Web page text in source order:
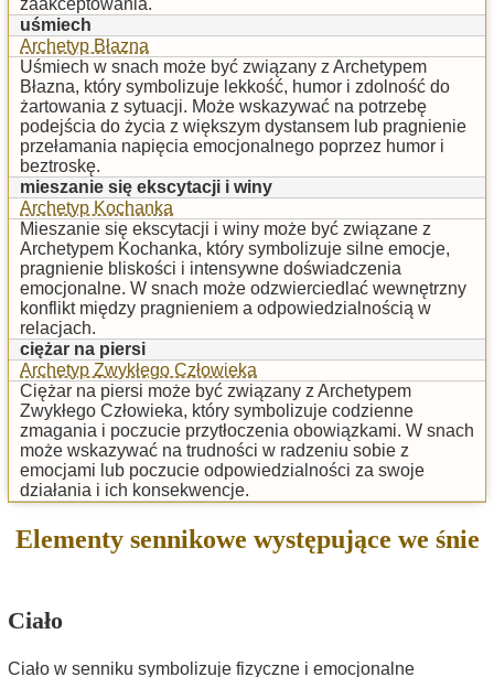
zaakceptowania.
uśmiech
Archetyp Błazna
Uśmiech w snach może być związany z Archetypem
Błazna, który symbolizuje lekkość, humor i zdolność do
żartowania z sytuacji. Może wskazywać na potrzebę
podejścia do życia z większym dystansem lub pragnienie
przełamania napięcia emocjonalnego poprzez humor i
beztroskę.
mieszanie się ekscytacji i winy
Archetyp Kochanka
Mieszanie się ekscytacji i winy może być związane z
Archetypem Kochanka, który symbolizuje silne emocje,
pragnienie bliskości i intensywne doświadczenia
emocjonalne. W snach może odzwierciedlać wewnętrzny
konflikt między pragnieniem a odpowiedzialnością w
relacjach.
ciężar na piersi
Archetyp Zwykłego Człowieka
Ciężar na piersi może być związany z Archetypem
Zwykłego Człowieka, który symbolizuje codzienne
zmagania i poczucie przytłoczenia obowiązkami. W snach
może wskazywać na trudności w radzeniu sobie z
emocjami lub poczucie odpowiedzialności za swoje
działania i ich konsekwencje.
Elementy sennikowe występujące we śnie
Ciało
Ciało w senniku symbolizuje fizyczne i emocjonalne